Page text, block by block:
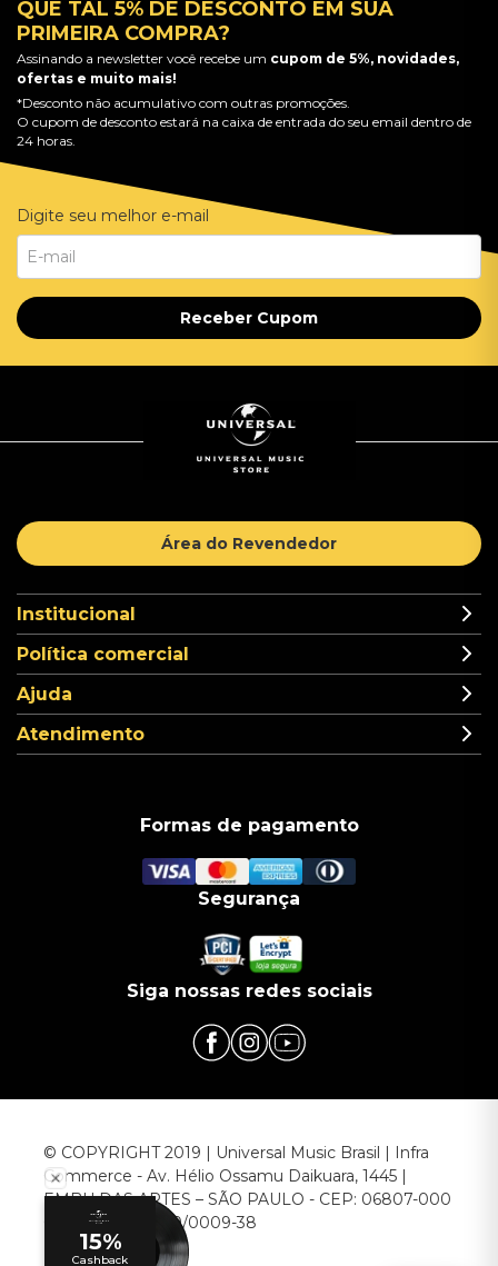
QUE TAL 5% DE DESCONTO EM SUA
PRIMEIRA COMPRA?
Assinando a newsletter você recebe um cupom de 5%, novidades,
ofertas e muito mais!
*Desconto não acumulativo com outras promoções.
O cupom de desconto estará na caixa de entrada do seu email dentro de
24 horas.
Digite seu melhor e-mail
Receber Cupom
Área do Revendedor
Institucional
Política comercial
Ajuda
Atendimento
Formas de pagamento
Segurança
Siga nossas redes sociais
© COPYRIGHT 2019 | Universal Music Brasil | Infra
Commerce - Av. Hélio Ossamu Daikuara, 1445 |
EMBU DAS ARTES – SÃO PAULO - CEP: 06807-000
CNPJ: 00.952.789/0009-38